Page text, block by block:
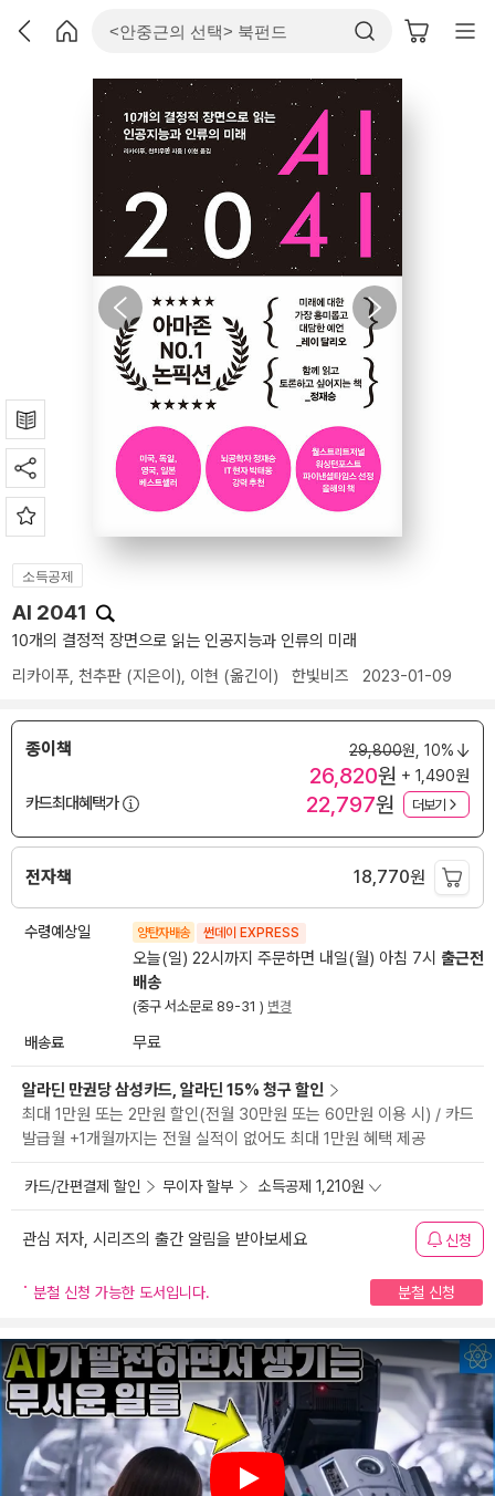
소득공제
AI 2041
10개의 결정적 장면으로 읽는 인공지능과 인류의 미래
리카이푸, 천추판 (지은이), 이현 (옮긴이) 한빛비즈 2023-01-09
종이책 29,800원, 10%
26,820원 + 1,490원
카드최대혜택가
22,797원 더보기
전자책 18,770원
수령예상일 양탄자배송 썬데이 EXPRESS
오늘(일) 22시까지 주문하면 내일(월) 아침 7시 출근전
배송
(중구 서소문로 89-31 ) 변경
배송료 무료
알라딘 만권당 삼성카드, 알라딘 15% 청구 할인
최대 1만원 또는 2만원 할인(전월 30만원 또는 60만원 이용 시) / 카드
발급월 +1개월까지는 전월 실적이 없어도 최대 1만원 혜택 제공
카드/간편결제 할인 무이자 할부 소득공제 1,210원
관심 저자, 시리즈의 출간 알림을 받아보세요 신청
분철 신청 가능한 도서입니다. 분철 신청
Play